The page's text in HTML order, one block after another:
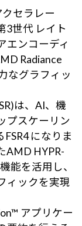
セラレー
3世代 レイト
エンコーディ
Radiance
なグラフィッ
は、AI、機
プスケーリン
になりま
AMD HYPR-
能を活用し、
ィックを実現
アプリケー